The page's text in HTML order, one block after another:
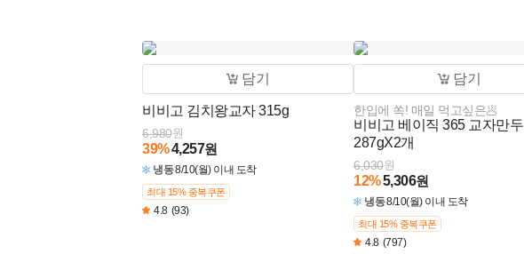
담기
비비고 김치왕교자 315g
39%4,257원
6,980원
냉동8/10(월) 이내 도착
최대 15% 중복쿠폰
4.8 (93)
담기
한입에 쏙! 매일 먹고싶은🥟
비비고 베이직 365 교자만두
287gX2개
12%5,306원
6,030원
냉동8/10(월) 이내 도착
최대 15% 중복쿠폰
4.8 (797)